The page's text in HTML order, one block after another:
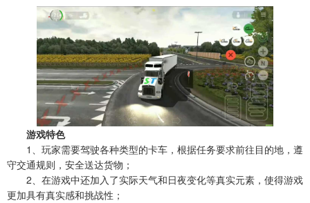
游戏特色
1、玩家需要驾驶各种类型的卡车，根据任务要求前往目的地，遵
守交通规则，安全送达货物；
2、在游戏中还加入了实际天气和日夜变化等真实元素，使得游戏
更加具有真实感和挑战性；